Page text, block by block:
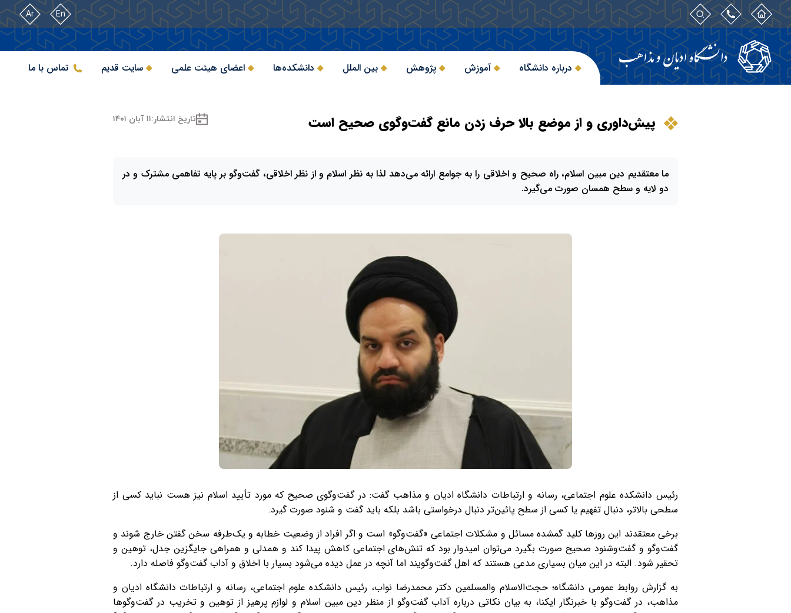
En
Ar
درباره دانشگاه آموزش پژوهش بین الملل دانشکده‌ها اعضای هیئت علمی سایت قدیم تماس با ما
پیش‌داوری و از موضع بالا حرف زدن مانع گفت‌وگوی صحیح است تاریخ انتشار:۱۱ آبان ۱۴۰۱
ما معتقدیم دین مبین اسلام، راه صحیح و اخلاقی را به جوامع ارائه می‌دهد لذا به نظر اسلام و از نظر اخلاقی، گفت‌وگو بر پایه تفاهمی مشترک و در
دو لایه و سطح همسان صورت می‌‌گیرد.
رئیس دانشکده علوم اجتماعی، رسانه و ارتباطات دانشگاه ادیان و مذاهب گفت: در گفت‌وگوی صحیح که مورد تأیید اسلام نیز هست نباید کسی از
سطحی بالاتر، دنبال تفهیم یا کسی از سطح پائین‌تر دنبال درخواستی باشد بلکه باید گفت و شنود صورت گیرد.
برخی معتقدند این روزها کلید گمشده مسائل و مشکلات اجتماعی «گفت‌وگو» است و اگر افراد از وضعیت خطابه و یک‌طرفه سخن گفتن خارج شوند و
گفت‌وگو و گفت‌وشنود صحیح صورت بگیرد می‌توان امیدوار بود که تنش‌های اجتماعی کاهش پیدا کند و همدلی و همراهی جایگزین جدل، توهین و
تحقیر شود. البته در این میان بسیاری مدعی هستند که اهل گفت‌وگویند اما آنچه در عمل دیده می‌شود بسیار با اخلاق و آداب گفت‌وگو فاصله دارد.
به گزارش روابط عمومی دانشگاه؛ حجت‌الاسلام والمسلمین دکتر محمدرضا نواب، رئیس دانشکده علوم اجتماعی، رسانه و ارتباطات دانشگاه ادیان و
مذاهب، در گفت‌وگو با خبرنگار ایکنا، به بیان نکاتی درباره آداب گفت‌وگو از منظر دین مبین اسلام و لوازم پرهیز از توهین و تخریب در گفت‌وگوها